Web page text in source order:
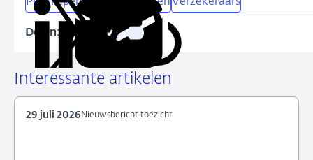
Delen:
Deel
LinkedIn
X
Deel
Facebook
Deel
e-
Kopieer
Interessante artikelen
Nieuwsbericht toezicht
29 juli 2026